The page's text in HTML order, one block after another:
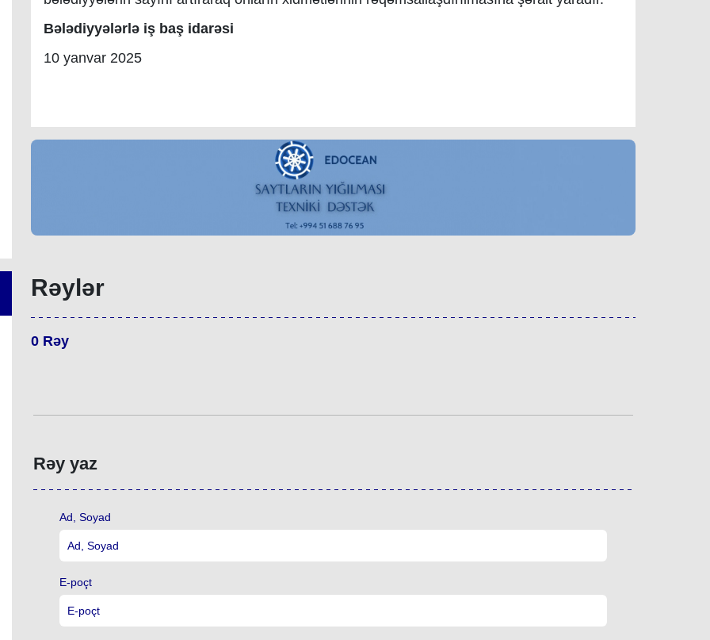
Bələdiyyələrlə iş baş idarəsi
10 yanvar 2025
Rəylər
0 Rəy
Rəy yaz
Ad, Soyad
E-poçt